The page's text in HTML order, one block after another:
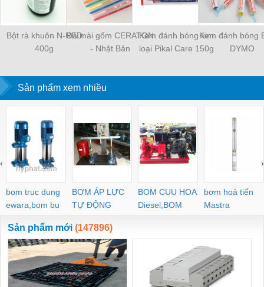
Bột rà khuôn N-RED
400g
Đá mài gốm CERATON
- Nhật Bản
Kem đánh bóng kim
loại Pikal Care 150g
Kem đánh bóng
DYMO
Sản phẩm xem nhiều
bom truc dung
ewara,bom bu
ewara
BƠM ÁP LỰC
TỰ ĐỘNG
BOM CUU HOA
Diesel,BOM
CHUA CHAY
bơm hoả tiển
Mastra
‹ ›
Sản phẩm mới (147896)